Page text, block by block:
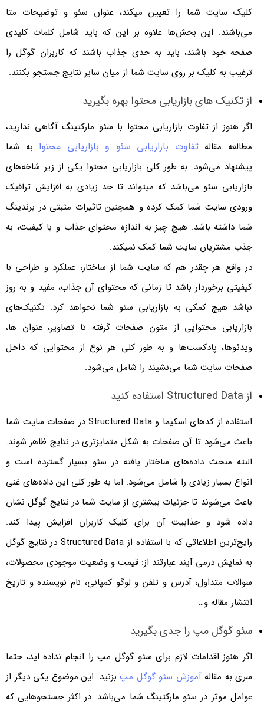
کلیک سایت شما را تعیین میکند، عنوان سئو و توضیحات متا
می‌باشند. این بخش‌ها علاوه بر این که باید شامل کلمات کلیدی
صفحه خود باشند، باید به حدی جذاب باشند که کاربران گوگل را
ترغیب به کلیک بر روی سایت شما از میان سایر نتایج جستجو بکنند.
از تکنیک ‌های بازاریابی محتوا بهره بگیرید
اگر هنوز از تفاوت بازاریابی محتوا با سئو مارکتینگ آگاهی ندارید،
مطالعه مقاله تفاوت بازاریابی سئو و بازاریابی محتوابه شما
پیشنهاد می‌شود. به طور کلی بازاریابی محتوا یکی از زیر شاخه‌های
بازاریابی سئو می‌باشد که میتواند تا حد زیادی به افزایش ترافیک
ورودی سایت شما کمک کرده و همچنین تاثیرات مثبتی در برندینگ
شما داشته باشد. هیچ چیز به اندازه محتوای جذاب و با کیفیت، به
جذب مشتریان سایت شما کمک نمیکند.
در واقع هر چقدر هم که سایت شما از ساختار، عملکرد و طراحی با
کیفیتی برخوردار باشد تا زمانی که محتوای آن جذاب، مفید و به روز
نباشد هیچ کمکی به بازاریابی سئو شما نخواهد کرد. تکنیک‌های
بازاریابی محتوایی از متون صفحات گرفته تا تصاویر، عنوان ها،
ویدئوها، پادکست‌ها و به طور کلی هر نوع از محتوایی که داخل
صفحات سایت شما می‌نشیند را شامل می‌شود.
از Structured Data استفاده کنید
استفاده از کدهای اسکیما و Structured Data در صفحات سایت شما
باعث می‌شود تا آن صفحات به شکل متمایز‌تری در نتایج ظاهر شوند.
البته مبحث داده‌های ساختار یافته در سئو بسیار گسترده است و
انواع بسیار زیادی را شامل می‌شود. اما به طور کلی این داده‌های غنی
باعث می‌شوند تا جزئیات بیشتری از سایت شما در نتایج گوگل نشان
داده شود و جذابیت آن برای کلیک کاربران افزایش پیدا کند.
رایج‌ترین اطلاعاتی که با استفاده از Structured Data در نتایج گوگل
به نمایش درمی آیند عبارتند از: قیمت و وضعیت موجودی محصولات،
سوالات متداول، آدرس و تلفن و لوگو کمپانی، نام نویسنده و تاریخ
انتشار مقاله و…
سئو گوگل مپ را جدی بگیرید
اگر هنوز اقدامات لازم برای سئو گوگل مپ را انجام نداده اید، حتما
سری به مقالهآموزش سئو گوگل مپبزنید. این موضوع یکی دیگر از
عوامل موثر در سئو مارکتینگ شما می‌باشد. در اکثر جستجوهایی که